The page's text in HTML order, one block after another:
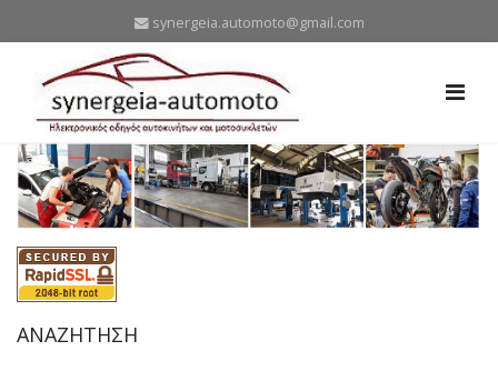
synergeia.automoto@gmail.com
ΑΝΑΖΗΤΗΣΗ